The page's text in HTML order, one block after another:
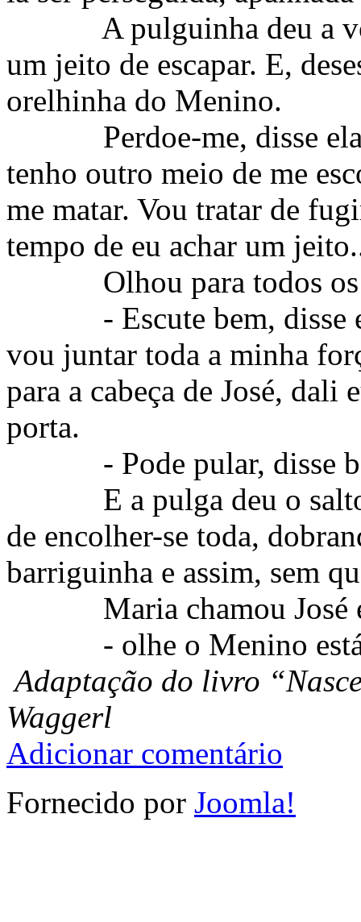
A pulguinha deu a
um jeito de escapar. E,
orelhinha do Menino.
Perdoe-me, disse
tenho outro meio de me
me matar. Vou tratar de
tempo de eu achar um
Olhou para todos
- Escute bem, disse
vou juntar toda a minha
para a cabeça de José, dali
porta.
- Pode pular, disse
E a pulga deu o
de encolher-se toda,
barriguinha e assim, sem
Maria chamou José
- olhe o Menino
Adaptação do livro
Waggerl
Adicionar comentário
Fornecido por Joomla!